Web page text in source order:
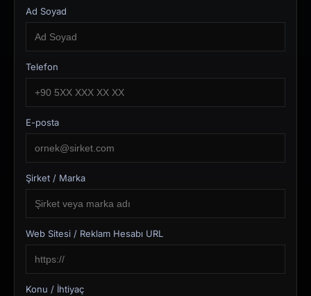
Ad Soyad
Telefon
E-posta
Şirket / Marka
Web Sitesi / Reklam Hesabı URL
Konu / İhtiyaç